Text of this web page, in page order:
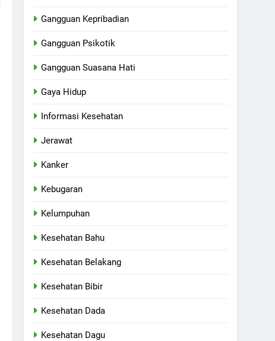
Gangguan Kepribadian
Gangguan Psikotik
Gangguan Suasana Hati
Gaya Hidup
Informasi Kesehatan
Jerawat
Kanker
Kebugaran
Kelumpuhan
Kesehatan Bahu
Kesehatan Belakang
Kesehatan Bibir
Kesehatan Dada
Kesehatan Dagu